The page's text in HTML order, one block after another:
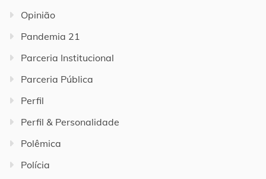
Opinião
Pandemia 21
Parceria Institucional
Parceria Pública
Perfil
Perfil & Personalidade
Polêmica
Polícia